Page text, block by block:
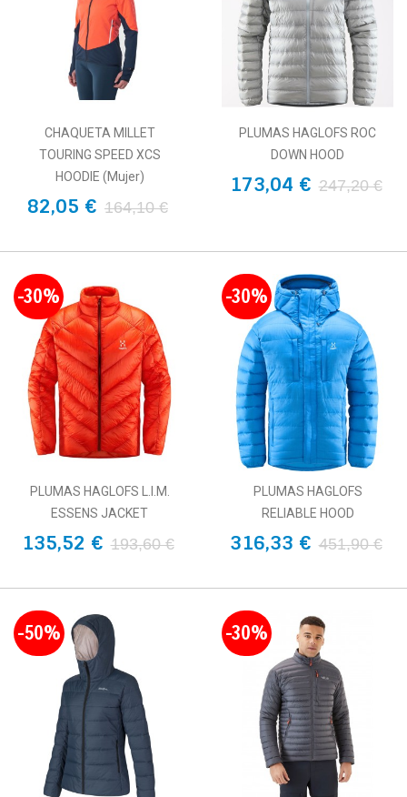
CHAQUETA MILLET
TOURING SPEED XCS
HOODIE (Mujer)
82,05 € 164,10 €
PLUMAS HAGLOFS ROC
DOWN HOOD
173,04 € 247,20 €
-30%
PLUMAS HAGLOFS L.I.M.
ESSENS JACKET
135,52 € 193,60 €
-30%
PLUMAS HAGLOFS
RELIABLE HOOD
316,33 € 451,90 €
-50% -30%